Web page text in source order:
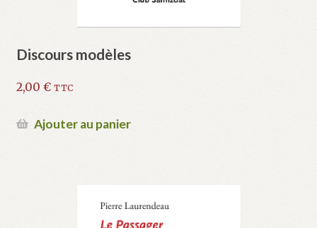
Discours modèles
2,00 € TTC
Ajouter au panier